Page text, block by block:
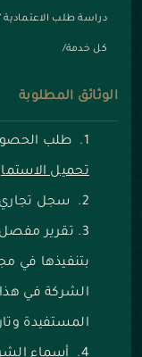
دراسة طلب
كل خدمة/
الوثائق المطلوبة
طلب
تحميل
سجل
تقرير
بتنفيذها في
الشركة في
المستفيدة